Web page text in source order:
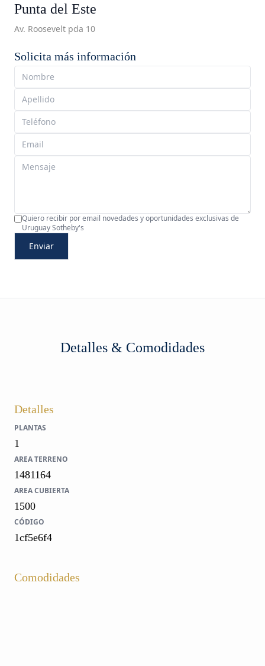
Punta del Este
Av. Roosevelt pda 10
Solicita más información
Quiero recibir por email novedades y oportunidades exclusivas de
Uruguay Sotheby's
Enviar
Detalles & Comodidades
Detalles
PLANTAS
1
AREA TERRENO
1481164
AREA CUBIERTA
1500
CÓDIGO
1cf5e6f4
Comodidades